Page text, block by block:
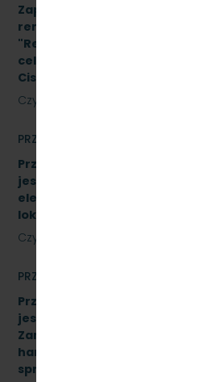
Zapytanie ofertowe na
remontowych w oparciu o
"Remont pomieszczeń
celu adaptacji na biuro na
Cisowa Postojowa".
Czytaj dalej
PRZETARGI
Przetarg nieograniczony,
jest sprzedaż podróżnym
elektronicznych kas
lokalizacjach
Czytaj dalej
PRZETARGI
Przetarg nieograniczony,
jest „sukcesywna dostawa do
Zamawiającego – 9.525 szt.
hamulcowych z dylatacjami
sprawy: SKMMU.086.32.22